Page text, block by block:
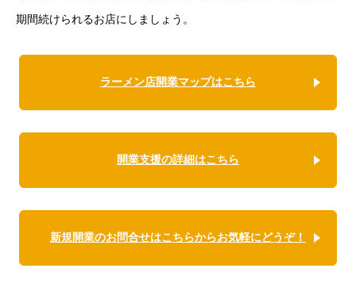
期間続けられるお店にしましょう。
ラーメン店開業マップはこちら
開業支援の詳細はこちら
新規開業のお問合せはこちらからお気軽にどうぞ！